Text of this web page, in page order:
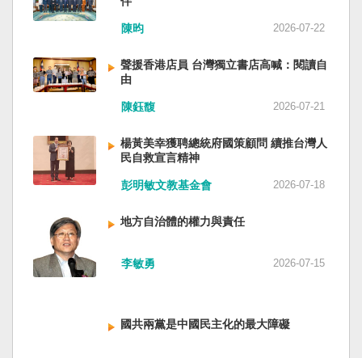
家。 一九四五年八一五，台灣人在祖國的迷惘與
迷障中做了錯誤的選擇，不只造成台灣集體命運
的台灣，要走向新歷史，珍惜台灣自己的條件，
好好建構我們尚未正常化的國家。台灣是小而
美、豐裕而堅強，在太平洋西南海域，一個閃亮
意收拾「中華民國」這個你們立鑄為繼承之國碑
銘的國號，台灣也會尊重歷史，對殘餘中國做歷
史的了結，寫下句點。生活在台灣的人們應共同
起造一個對「中國」不構成侵權的新國家，開啟
（作者是詩人）
與日本都會投入軍事力量協助救援。國軍與日本
自衛隊在大型災害時能提供人力、運輸、工程與
防、搜救與緊急醫療體系；地方政府負責整體應
變與資源調度，警察則協助交通管制、秩序維護
與災區管理。真正成熟的防災制度，需要的是整
期推動全民防災教育與社區演練，值得台灣參
考。但學習日本並非照搬制度，而是思考如何建
立符合台灣社會條件的防災文化。 防災的目的，
不只是讓人民在災害中生存下來，更是在災害發
的防災制度，不是要求人民只能服從撤離命令，
而是讓人民相信：當他們離開家園時，公共制度
會接住他們。
陳昀 2026-07-22
聲援香港店員 台灣獨立書店高喊：閱讀自
由
陳鈺馥 2026-07-21
楊黃美幸獲聘總統府國策顧問 續推台灣人
民自救宣言精神
彭明敏文教基金會 2026-07-18
地方自治體的權力與責任
李敏勇 2026-07-15
國共兩黨是中國民主化的最大障礙